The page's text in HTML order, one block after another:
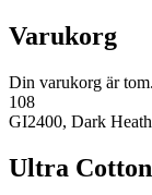
Varukorg
Din varukorg är tom.
108
GI2400, Dark
Ultra